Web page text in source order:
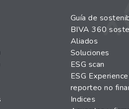
Guía de
BIVA 360
Aliados
Soluciones
ESG scan
ESG
reporteo no
Indices